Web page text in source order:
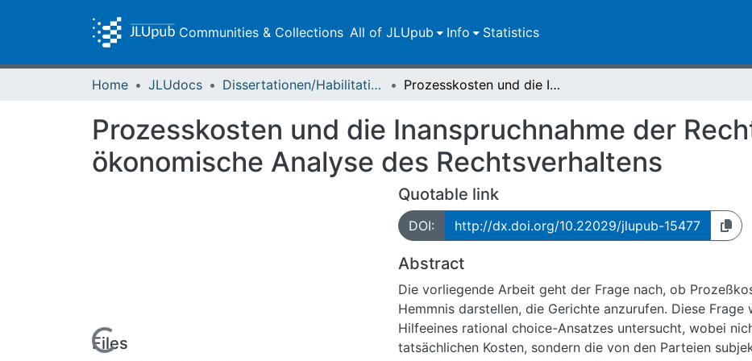
Communities & Collections All of JLUpub Info Statistics
Home JLUdocs Dissertationen/Habilitationen Prozesskosten und die Inanspruchnahme der Rechtspflege : Eine ökonomische Analyse des Rechtsverhaltens
Prozesskosten und die Inanspruchnahme der
ökonomische Analyse des Rechtsverhaltens
Files
Quotable link
DOI: http://dx.doi.org/10.22029/jlupub-15477
Abstract
Die vorliegende Arbeit geht der Frage nach, ob
Hemmnis darstellen, die Gerichte anzurufen. Diese Frage
Hilfeeines rational choice-Ansatzes untersucht, wobei
tatsächlichen Kosten, sondern die von den Parteien